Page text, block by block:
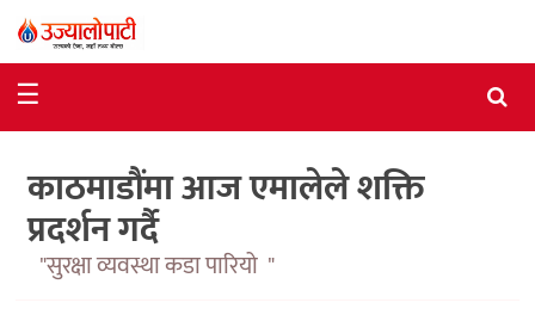
राजनीति
विशेष
आर्थिक
विचार
☰
काठमाडौंमा आज एमालेले शक्ति
प्रदर्शन गर्दै
"सुरक्षा व्यवस्था कडा पारियो "